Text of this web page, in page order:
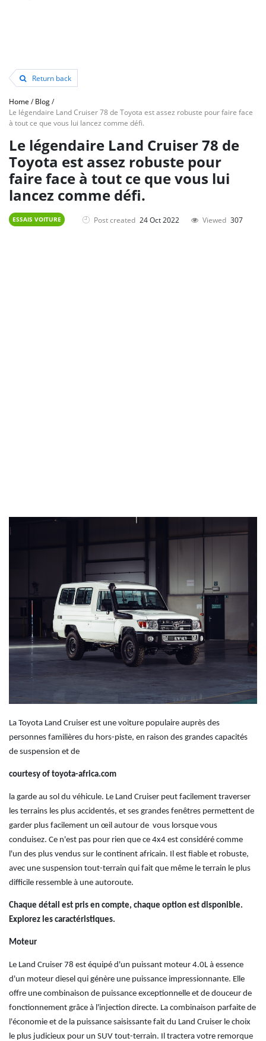
Return back
Home /Blog/
Le légendaire Land Cruiser 78 de Toyota est assez robuste pour faire face
à tout ce que vous lui lancez comme défi.
Le légendaire Land Cruiser 78 de
Toyota est assez robuste pour
faire face à tout ce que vous lui
lancez comme défi.
ESSAIS VOITURE Post created 24 Oct 2022 Viewed 307
La Toyota Land Cruiser est une voiture populaire auprès des
personnes familières du hors-piste, en raison des grandes capacités
de suspension et de
courtesy of toyota-africa.com
la garde au sol du véhicule. Le Land Cruiser peut facilement traverser
les terrains les plus accidentés, et ses grandes fenêtres permettent de
garder plus facilement un œil autour de vous lorsque vous
conduisez. Ce n'est pas pour rien que ce 4x4 est considéré comme
l'un des plus vendus sur le continent africain. Il est fiable et robuste,
avec une suspension tout-terrain qui fait que même le terrain le plus
difficile ressemble à une autoroute.
Chaque détail est pris en compte, chaque option est disponible.
Explorez les caractéristiques.
Moteur
Le Land Cruiser 78 est équipé d'un puissant moteur 4.0L à essence
d'un moteur diesel qui génère une puissance impressionnante. Elle
offre une combinaison de puissance exceptionnelle et de douceur de
fonctionnement grâce à l'injection directe. La combinaison parfaite de
l'économie et de la puissance saisissante fait du Land Cruiser le choix
le plus judicieux pour un SUV tout-terrain. Il tractera votre remorque